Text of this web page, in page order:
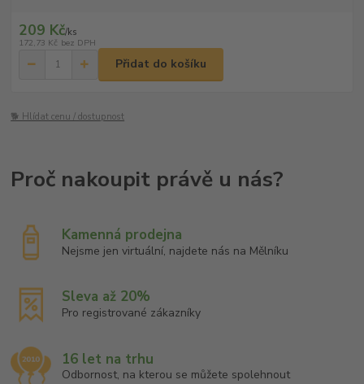
209 Kč/ks
172,73 Kč bez DPH
Přidat do košíku
🐕 Hlídat cenu / dostupnost
Kamenná prodejna
Nejsme jen virtuální, najdete nás na Mělníku
Sleva až 20%
Pro registrované zákazníky
16 let na trhu
Odbornost, na kterou se můžete spolehnout